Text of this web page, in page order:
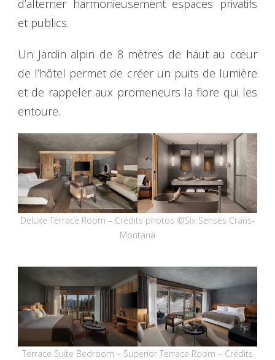
d’alterner harmonieusement espaces privatifs
et publics.
Un Jardin alpin de 8 mètres de haut au cœur
de l’hôtel permet de créer un puits de lumière
et de rappeler aux promeneurs la flore qui les
entoure.
Deluxe Terrace Room – Crédits photos ©Six Senses Crans-
Montana
Terrace Suite Bedroom – Superior Terrace Room – Crédits